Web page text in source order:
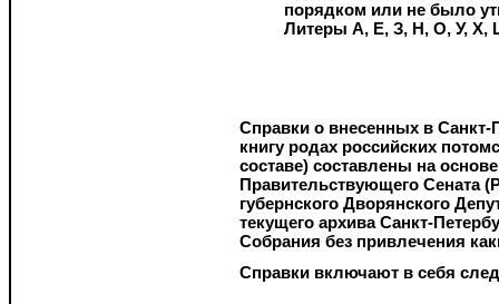
порядком или не было
Литеры А, Е, З, Н, О, У, Х,
Справки о внесенных в
книгу родах российских
составе) составлены на
Правительствующего Сената
губернского Дворянского
текущего архива Санкт-
Собрания без привлечения
Справки включают в себя